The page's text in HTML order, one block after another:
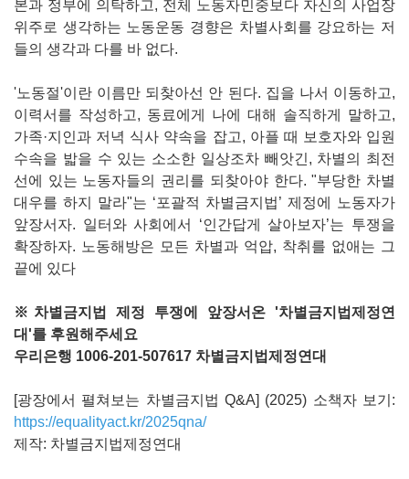
본과 정부에 의탁하고, 전체 노동자민중보다 자신의 사업장
위주로 생각하는 노동운동 경향은 차별사회를 강요하는 저
들의 생각과 다를 바 없다.
'노동절'이란 이름만 되찾아선 안 된다. 집을 나서 이동하고,
이력서를 작성하고, 동료에게 나에 대해 솔직하게 말하고,
가족·지인과 저녁 식사 약속을 잡고, 아플 때 보호자와 입원
수속을 밟을 수 있는 소소한 일상조차 빼앗긴, 차별의 최전
선에 있는 노동자들의 권리를 되찾아야 한다. "부당한 차별
대우를 하지 말라"는 ‘포괄적 차별금지법’ 제정에 노동자가
앞장서자. 일터와 사회에서 ‘인간답게 살아보자’는 투쟁을
확장하자. 노동해방은 모든 차별과 억압, 착취를 없애는 그
끝에 있다
※차별금지법 제정 투쟁에 앞장서온 '차별금지법제정연
대'를 후원해주세요
우리은행 1006-201-507617 차별금지법제정연대
[광장에서 펼쳐보는 차별금지법 Q&A] (2025) 소책자 보기:
https://equalityact.kr/2025qna/
제작: 차별금지법제정연대